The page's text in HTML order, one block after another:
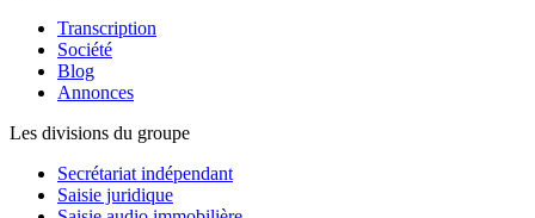
Transcription
Société
Blog
Annonces
Les divisions du groupe
Secrétariat indépendant
Saisie juridique